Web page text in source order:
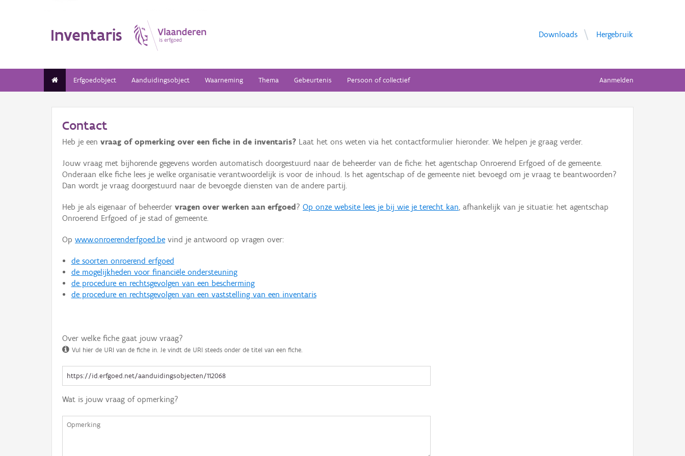
Inventaris Downloads Hergebruik
Erfgoedobject Aanduidingsobject Waarneming Thema Gebeurtenis Persoon of collectief Aanmelden
Contact
Heb je een vraag of opmerking over een fiche in de inventaris? Laat het ons weten via het contactformulier hieronder. We helpen je graag verder.
Jouw vraag met bijhorende gegevens worden automatisch doorgestuurd naar de beheerder van de fiche: het agentschap Onroerend Erfgoed of de gemeente.
Onderaan elke fiche lees je welke organisatie verantwoordelijk is voor de inhoud. Is het agentschap of de gemeente niet bevoegd om je vraag te beantwoorden?
Dan wordt je vraag doorgestuurd naar de bevoegde diensten van de andere partij.
Heb je als eigenaar of beheerder vragen over werken aan erfgoed ? Op onze website lees je bij wie je terecht kan, afhankelijk van je situatie: het agentschap
Onroerend Erfgoed of je stad of gemeente.
Op www.onroerenderfgoed.be vind je antwoord op vragen over:
de soorten onroerend erfgoed
de mogelijkheden voor financiële ondersteuning
de procedure en rechtsgevolgen van een bescherming
de procedure en rechtsgevolgen van een vaststelling van een inventaris
Over welke fiche gaat jouw vraag?
Vul hier de URI van de fiche in. Je vindt de URI steeds onder de titel van een fiche.
Wat is jouw vraag of opmerking?